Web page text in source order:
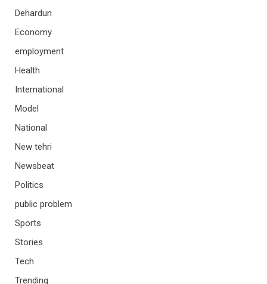
Dehardun
Economy
employment
Health
International
Model
National
New tehri
Newsbeat
Politics
public problem
Sports
Stories
Tech
Trending